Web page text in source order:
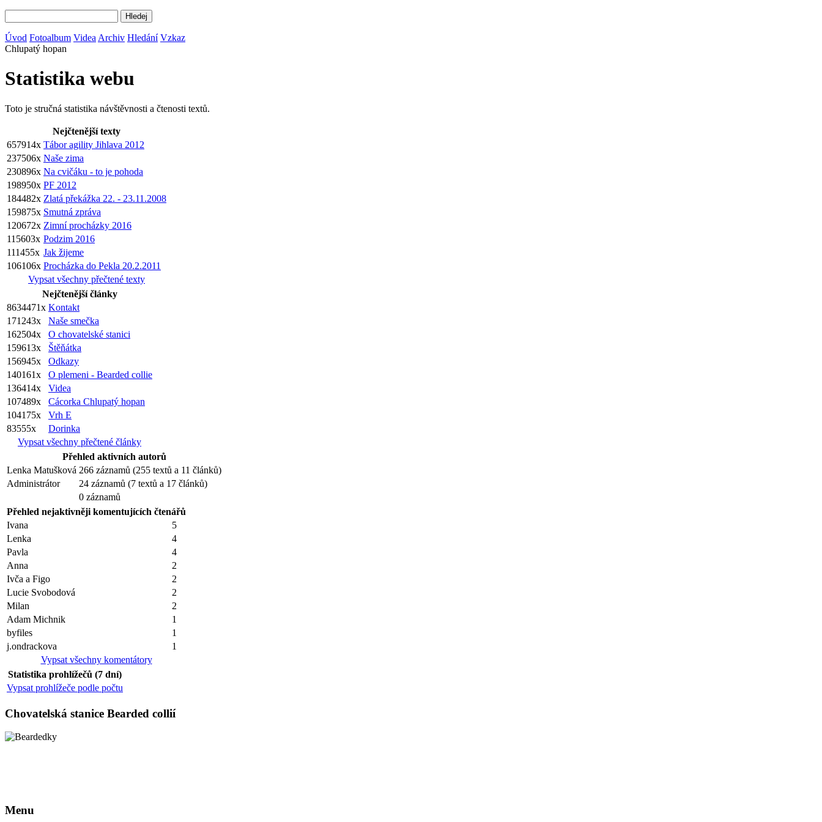
Úvod Fotoalbum Videa Archiv Hledání Vzkaz
Chlupatý hopan
Statistika webu
Toto je stručná statistika návštěvnosti a čtenosti textů.
Nejčtenější texty
657914x Tábor agility Jihlava 2012
237506x Naše zima
230896x Na cvičáku - to je pohoda
198950x PF 2012
184482x Zlatá překážka 22. - 23.11.2008
159875x Smutná zpráva
120672x Zimní procházky 2016
115603x Podzim 2016
111455x Jak žijeme
106106x Procházka do Pekla 20.2.2011
Vypsat všechny přečtené texty
Nejčtenější články
8634471x Kontakt
171243x
Naše smečka
162504x
O chovatelské stanici
159613x
Štěňátka
156945x
Odkazy
140161x
O plemeni - Bearded collie
136414x
Videa
107489x
Cácorka Chlupatý hopan
104175x
Vrh E
83555x
Dorinka
Vypsat všechny přečtené články
Přehled aktivních autorů
Lenka Matušková 266 záznamů (255 textů a 11 článků)
Administrátor
24 záznamů (7 textů a 17 článků)
0 záznamů
Přehled nejaktivněji komentujících čtenářů
Ivana
5
Lenka
4
Pavla
4
Anna
2
Ivča a Figo
2
Lucie Svobodová
2
Milan
2
Adam Michnik
1
byfiles
1
j.ondrackova
1
Vypsat všechny komentátory
Statistika prohlížečů (7 dní)
Vypsat prohlížeče podle počtu
Chovatelská stanice Bearded collií
Menu